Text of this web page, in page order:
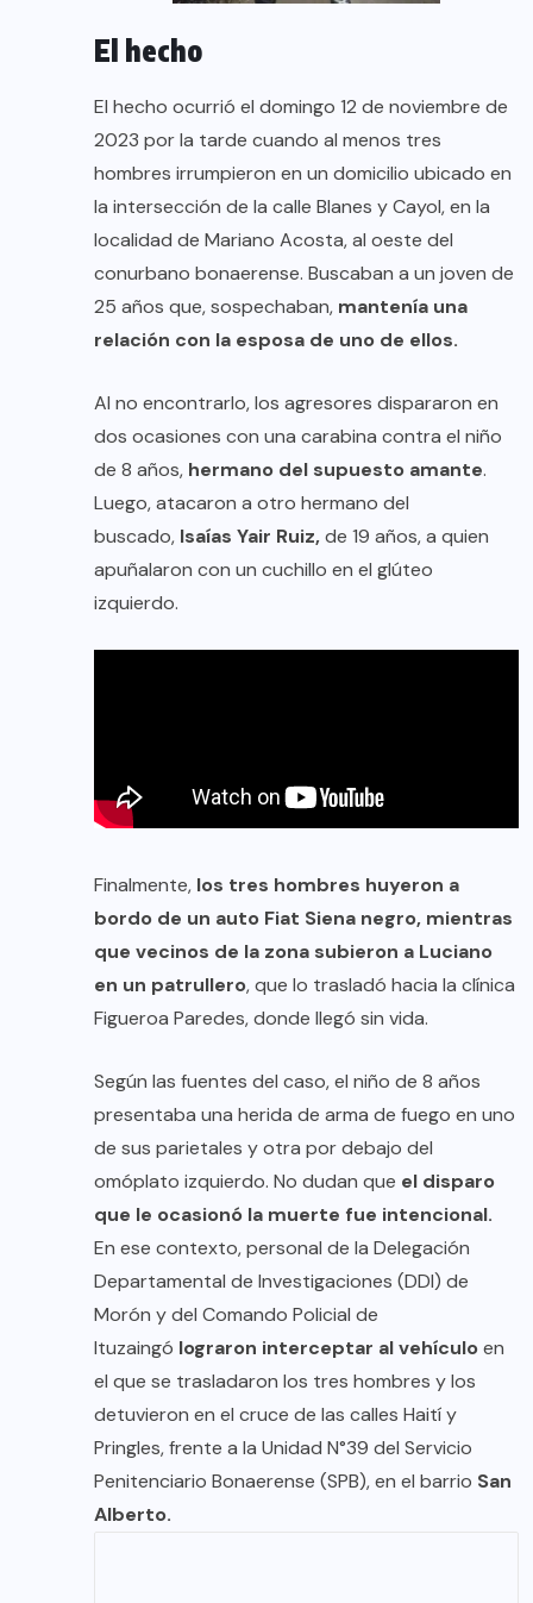
El hecho
El hecho ocurrió el domingo 12 de noviembre de
2023 por la tarde cuando al menos tres
hombres irrumpieron en un domicilio ubicado en
la intersección de la calle Blanes y Cayol, en la
localidad de Mariano Acosta, al oeste del
conurbano bonaerense. Buscaban a un joven de
25 años que, sospechaban, mantenía una
relación con la esposa de uno de ellos.
Al no encontrarlo, los agresores dispararon en
dos ocasiones con una carabina contra el niño
de 8 años, hermano del supuesto amante.
Luego, atacaron a otro hermano del
buscado, Isaías Yair Ruiz,de 19 años, a quien
apuñalaron con un cuchillo en el glúteo
izquierdo.
Finalmente, los tres hombres huyeron a
bordo de un auto Fiat Siena negro, mientras
que vecinos de la zona subieron a Luciano
en un patrullero, que lo trasladó hacia la clínica
Figueroa Paredes, donde llegó sin vida.
Según las fuentes del caso, el niño de 8 años
presentaba una herida de arma de fuego en uno
de sus parietales y otra por debajo del
omóplato izquierdo. No dudan que el disparo
que le ocasionó la muerte fue intencional.
En ese contexto, personal de la Delegación
Departamental de Investigaciones (DDI) de
Morón y del Comando Policial de
Ituzaingó lograron interceptar al vehículoen
el que se trasladaron los tres hombres y los
detuvieron en el cruce de las calles Haití y
Pringles, frente a la Unidad N°39 del Servicio
Penitenciario Bonaerense (SPB), en el barrio San
Alberto.